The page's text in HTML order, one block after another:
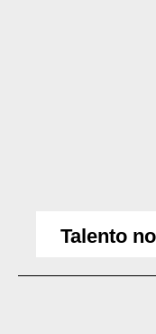
Talento